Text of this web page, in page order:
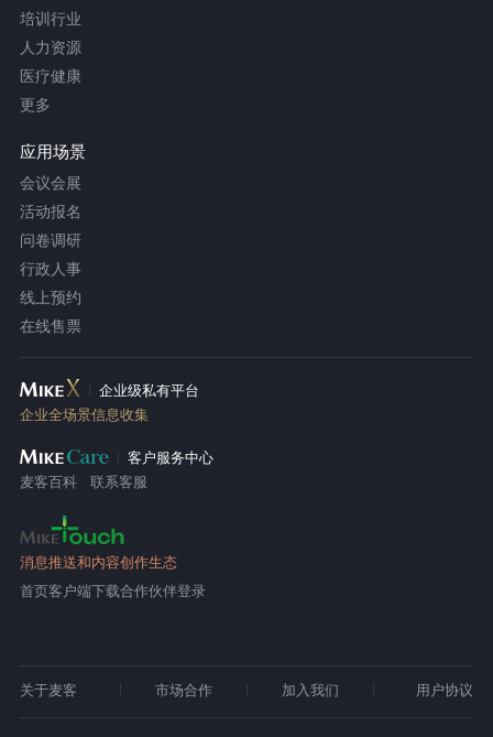
培训行业
人力资源
医疗健康
更多
应用场景
会议会展
活动报名
问卷调研
行政人事
线上预约
在线售票
企业级私有平台
企业全场景信息收集
客户服务中心
麦客百科
联系客服
消息推送和内容创作生态
首页客户端下载合作伙伴登录
关于麦客 市场合作 加入我们 用户协议